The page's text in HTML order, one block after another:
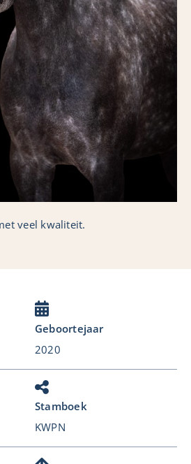
veel kwaliteit.
Geboortejaar
2020
Stamboek
KWPN